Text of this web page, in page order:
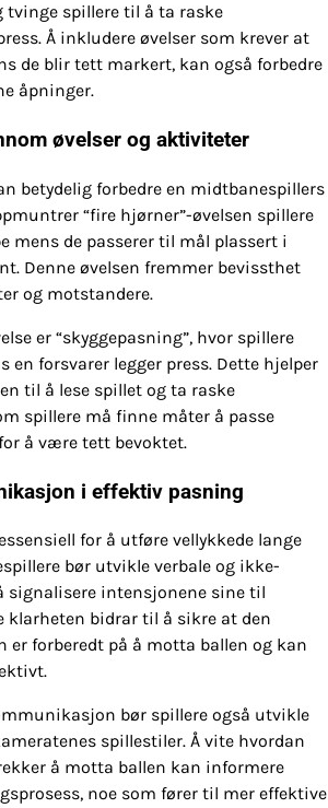
tvinge spillere til å ta raske
Å inkludere øvelser som krever at
de blir tett markert, kan også forbedre
åpninger.
øvelser og aktiviteter
betydelig forbedre en midtbanespillers
“fire hjørner”-øvelsen spillere
mens de passerer til mål plassert i
Denne øvelsen fremmer bevissthet
og motstandere.
er “skyggepasning”, hvor spillere
en forsvarer legger press. Dette hjelper
til å lese spillet og ta raske
spillere må finne måter å passe
å være tett bevoktet.
i effektiv pasning
for å utføre vellykkede lange
bør utvikle verbale og ikke-
signalisere intensjonene sine til
klarheten bidrar til å sikre at den
er forberedt på å motta ballen og kan
bør spillere også utvikle
spillestiler. Å vite hvordan
å motta ballen kan informere
noe som fører til mer effektive